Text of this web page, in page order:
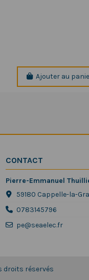
Ajouter au
CONTACT
Pierre-Emmanuel
59180 Cappelle-la-
0783145796
pe@seaelec.fr
droits réservés